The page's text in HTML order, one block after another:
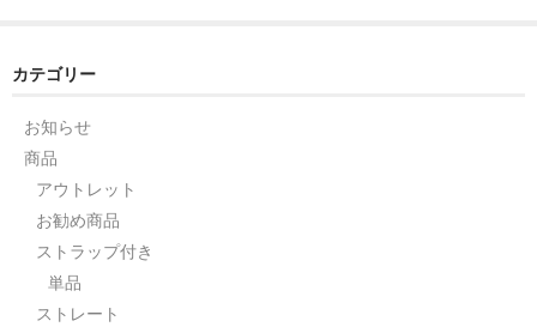
カテゴリー
お知らせ
商品
アウトレット
お勧め商品
ストラップ付き
単品
ストレート